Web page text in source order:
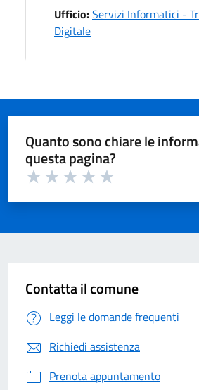
Ufficio:Servizi Informatici -
Digitale
Quanto sono chiare le
questa pagina?
Contatta il comune
Leggi le domande frequenti
Richiedi assistenza
Prenota appuntamento